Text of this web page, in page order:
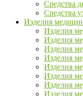
Средства
Средства
Изделия
Изделия
Изделия
Изделия
Изделия
Изделия
Изделия
Изделия
Изделия